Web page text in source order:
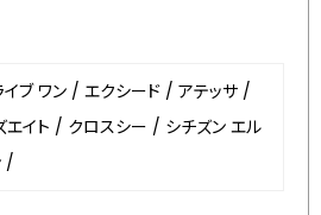
イブ ワン / エクシード / アテッサ /
エイト / クロスシー / シチズン エル
/